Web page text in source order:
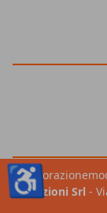
Edizioni Srl -